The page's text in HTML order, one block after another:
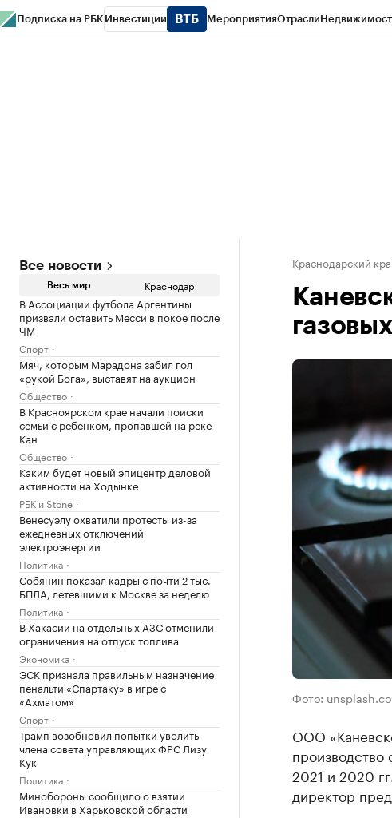
Подписка на РБК Инвестиции МероприятияОтрасли
Все новости
Весь мир Краснодар
В Ассоциации футбола Аргентины
призвали оставить Месси в покое после
ЧМ
Спорт
Мяч, которым Марадона забил гол
«рукой Бога», выставят на аукцион
Общество
В Красноярском крае начали поиски
семьи с ребенком, пропавшей на реке
Кан
Общество
Каким будет новый эпицентр деловой
активности на Ходынке
РБК и Stone
Венесуэлу охватили протесты из-за
ежедневных отключений
электроэнергии
Политика
Собянин показал кадры с почти 2 тыс.
БПЛА, летевшими к Москве за неделю
Политика
В Хакасии на отдельных АЗС отменили
ограничения на отпуск топлива
Экономика
ЭСК признала правильным назначение
пенальти «Спартаку» в игре с
«Ахматом»
Спорт
Трамп возобновил попытки уволить
члена совета управляющих ФРС Лизу
Кук
Политика
Минобороны сообщило о взятии
Ивановки в Харьковской области
Краснодарский
Фото:
ООО
производство
2021 и 2020
директор